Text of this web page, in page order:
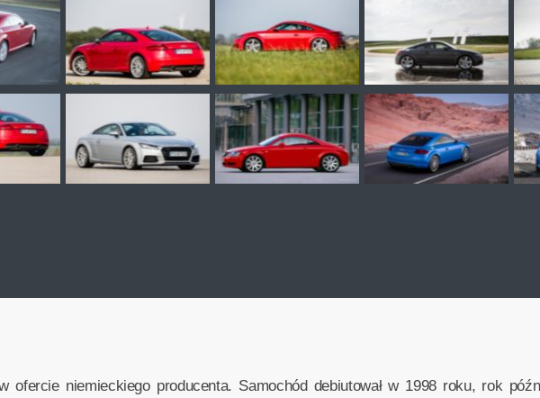
niemieckiego producenta. Samochód debiutował w 1998 roku, rok